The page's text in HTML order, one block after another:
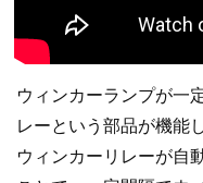
ウィンカーランプが一
レーという部品が機能
ウィンカーリレーが自